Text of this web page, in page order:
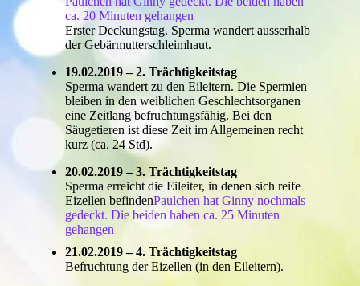
ca. 20 Minuten gehangen
Erster Deckungstag. Sperma wandert ausserhalb
der Gebärmutterschleimhaut.
19.02.2019 – 2. Trächtigkeitstag
Sperma wandert zu den Eileitern. Die Spermien
bleiben in den weiblichen Geschlechtsorganen
eine Zeitlang befruchtungsfähig. Bei den
Säugetieren ist diese Zeit im Allgemeinen recht
kurz (ca. 24 Std).
20.02.2019 – 3. Trächtigkeitstag
Sperma erreicht die Eileiter, in denen sich reife
Eizellen befindenPaulchen hat Ginny nochmals
gedeckt. Die beiden haben ca. 25 Minuten
gehangen
21.02.2019 – 4. Trächtigkeitstag
Befruchtung der Eizellen (in den Eileitern).